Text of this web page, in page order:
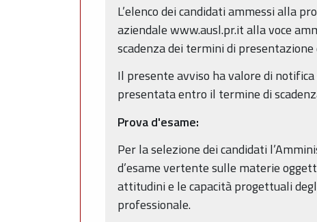
L’elenco dei candidati ammessi alla
aziendale www.ausl.pr.it alla voce
scadenza dei termini di presentazione
Il presente avviso ha valore di
presentata entro il termine di
Prova d'esame:
Per la selezione dei candidati
d’esame vertente sulle materie
attitudini e le capacità progettuali
professionale.